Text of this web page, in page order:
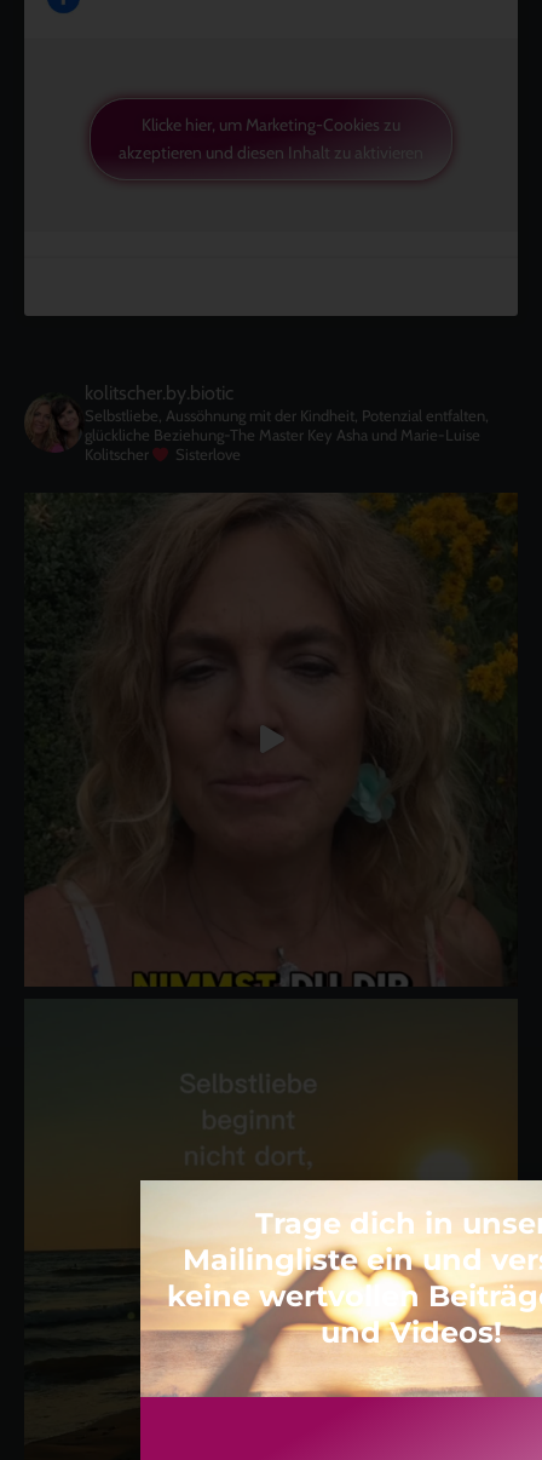
Klicke hier, um Marketing-Cookies zu
akzeptieren und diesen Inhalt zu aktivieren
kolitscher.by.biotic
Selbstliebe, Aussöhnung mit der Kindheit, Potenzial entfalten,
glückliche Beziehung-The Master Key Asha und Marie-Luise
Kolitscher
Sisterlove
Trage dich in
Mailingliste ein und
keine wertvollen
und Videos!